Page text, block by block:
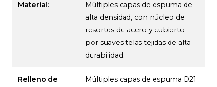
Material:
Múltiples capas de espuma de
alta densidad, con núcleo de
resortes de acero y cubierto
por suaves telas tejidas de alta
durabilidad.
Relleno de
Múltiples capas de espuma D21